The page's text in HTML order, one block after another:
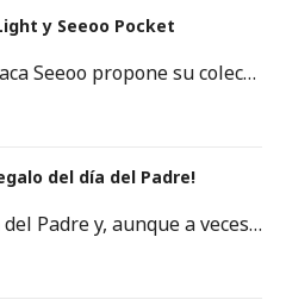
y Seeoo Pocket
La marca austriaca Seeoo propone su colección de binóculos ligeros, disponibles tanto para hombres como para mujeres. SEEOO Light para…
del día del Padre!
Se acerca el Día del Padre y, aunque a veces se nos agoten las ideas, no debemos rendirnos. Este es…